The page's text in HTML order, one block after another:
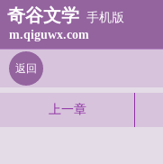
奇谷文学 手机版
m.qiguwx.com
返回
上一章